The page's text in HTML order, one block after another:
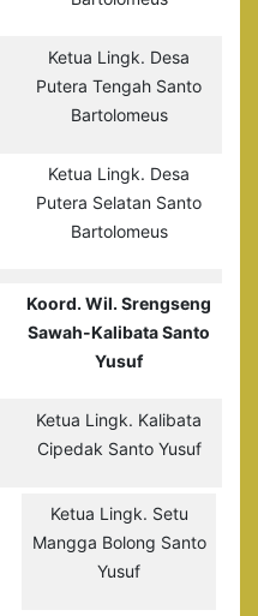
Ketua Lingk. Desa
Putera Tengah Santo
Bartolomeus
Ketua Lingk. Desa
Putera Selatan Santo
Bartolomeus
Koord. Wil. Srengseng
Sawah-Kalibata Santo
Yusuf
Ketua Lingk. Kalibata
Cipedak Santo Yusuf
Ketua Lingk. Setu
Mangga Bolong Santo
Yusuf